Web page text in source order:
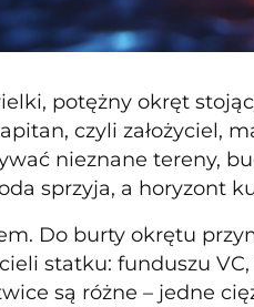
potężny okręt
czyli założyciel,
nieznane tereny,
sprzyja, a horyzont
Do burty okrętu
statku: funduszu
są różne – jedne